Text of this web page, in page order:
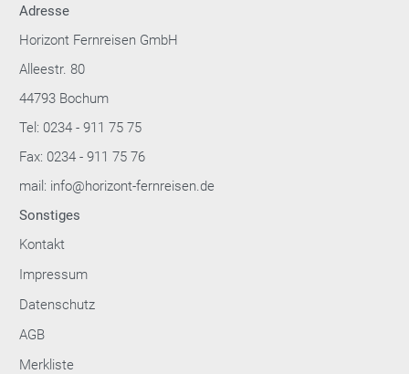
Adresse
Horizont Fernreisen GmbH
Alleestr. 80
44793 Bochum
Tel: 0234 - 911 75 75
Fax: 0234 - 911 75 76
mail: info@horizont-fernreisen.de
Sonstiges
Kontakt
Impressum
Datenschutz
AGB
Merkliste